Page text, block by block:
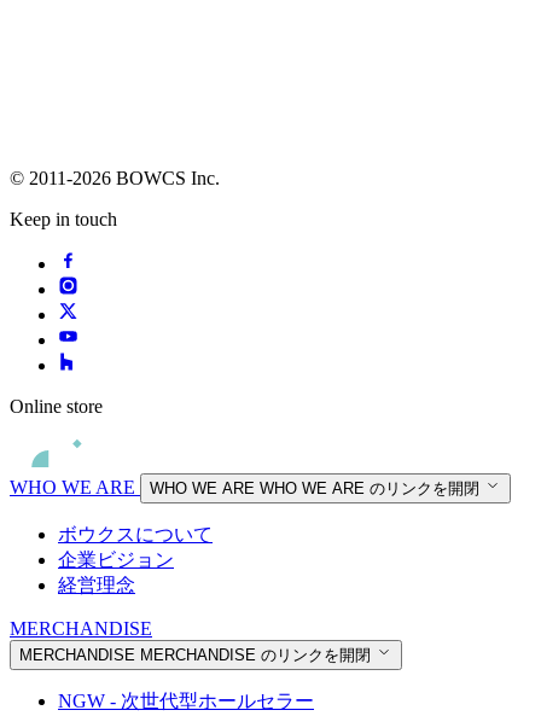
© 2011-2026 BOWCS Inc.
Keep in touch
Online store
WHO WE ARE WHO WE ARE WHO WE ARE のリンクを開閉
ボウクスについて
企業ビジョン
経営理念
MERCHANDISE
MERCHANDISE MERCHANDISE のリンクを開閉
NGW - 次世代型ホールセラー